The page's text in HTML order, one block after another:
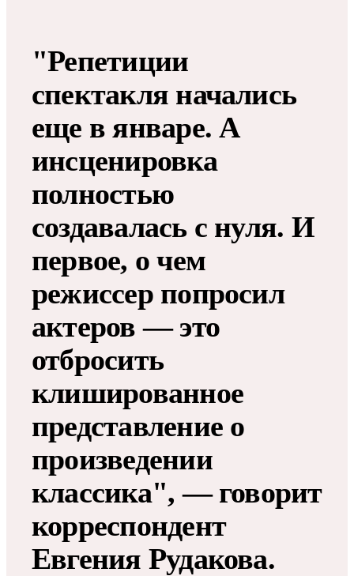
"Репетиции
спектакля начались
еще в январе. А
инсценировка
полностью
создавалась с нуля. И
первое, о чем
режиссер попросил
актеров — это
отбросить
клишированное
представление о
произведении
классика", — говорит
корреспондент
Евгения Рудакова.